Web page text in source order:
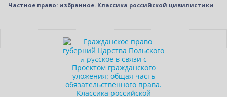
Частное право: избранное. Классика российской цивилистики
Индивидуальный подход